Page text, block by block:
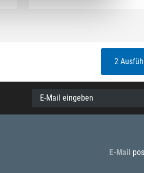
2
E-Mail eingeben
E-Mail